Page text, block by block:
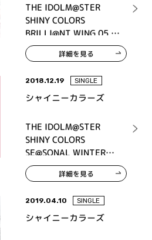
THE IDOLM@STER
SHINY COLORS
BRILLI@NT WING 05 ア
ルストロメリア
詳細を見る
2018.12.19 SINGLE
シャイニーカラーズ
THE IDOLM@STER
SHINY COLORS
SE@SONAL WINTER
SNOW FLAKES
MEMORIES詳細を見る
2019.04.10 SINGLE
シャイニーカラーズ